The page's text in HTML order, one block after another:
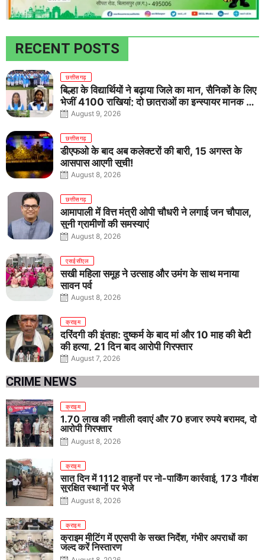
RECENT POSTS
छत्तीसगढ़
बिल्हा के विद्यार्थियों ने बढ़ाया जिले का मान, सैनिकों के लिए
भेजीं 4100 राखियां; दो छात्राओं का इन्स्पायर मानक में
राष्ट्रीय चयन
August 9, 2026
छत्तीसगढ़
डीएफओ के बाद अब कलेक्टरों की बारी, 15 अगस्त के
आसपास आएगी सूची!
August 8, 2026
छत्तीसगढ़
आमापाली में वित्त मंत्री ओपी चौधरी ने लगाई जन चौपाल,
सुनी ग्रामीणों की समस्याएं
August 8, 2026
एसईसीएल
सखी महिला समूह ने उत्साह और उमंग के साथ मनाया
सावन पर्व
August 8, 2026
क्राइम
दरिंदगी की इंतहा: दुष्कर्म के बाद मां और 10 माह की बेटी
की हत्या, 21 दिन बाद आरोपी गिरफ्तार
August 7, 2026
CRIME NEWS
क्राइम
1.70 लाख की नशीली दवाएं और 70 हजार रुपये बरामद, दो
आरोपी गिरफ्तार
August 8, 2026
क्राइम
सात दिन में 1112 वाहनों पर नो-पार्किंग कार्रवाई, 173 गौवंश
सुरक्षित स्थानों पर भेजे
August 8, 2026
क्राइम
क्राइम मीटिंग में एएसपी के सख्त निर्देश, गंभीर अपराधों का
जल्द करें निस्तारण